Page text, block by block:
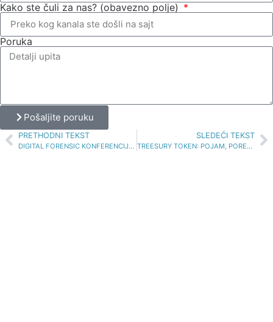
Kako ste čuli za nas? (obavezno polje)
Poruka
Pošaljite poruku
PRETHODNI TEKST
DIGITAL FORENSIC KONFERENCIJA SAVA CENTAR
SLEDEĆI TEKST
TREESURY TOKEN: POJAM, PORESKI I RAČUNOVODSTVENI ASPEKT